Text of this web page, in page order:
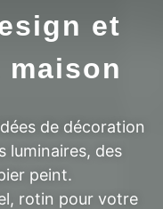
et
maison
de décoration
luminaires, des
peint.
rotin pour votre